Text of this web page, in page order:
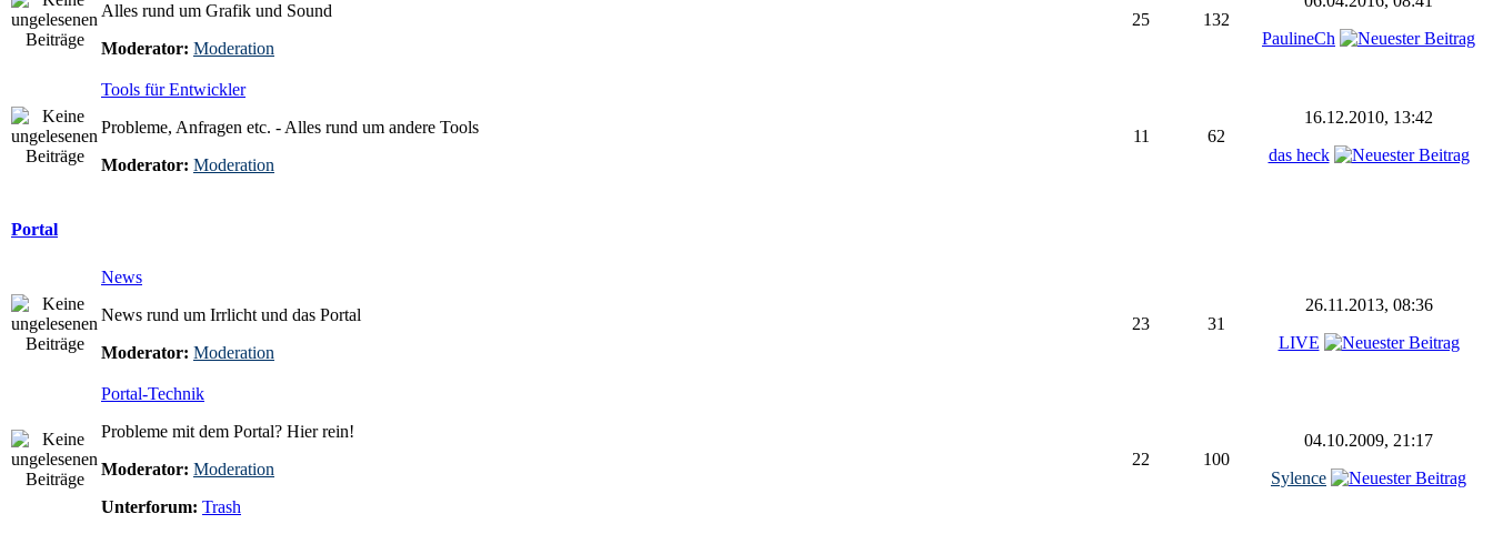
Alles rund um Grafik und Sound
Moderator: Moderation
25 132
PaulineCh
Tools für Entwickler
Probleme, Anfragen etc. - Alles rund um andere Tools
Moderator: Moderation
11 62
16.12.2010, 13:42
das heck
Portal
News
News rund um Irrlicht und das Portal
Moderator: Moderation
23 31
26.11.2013, 08:36
LIVE
Portal-Technik
Probleme mit dem Portal? Hier rein!
Moderator: Moderation
Unterforum: Trash
22 100
04.10.2009, 21:17
Sylence